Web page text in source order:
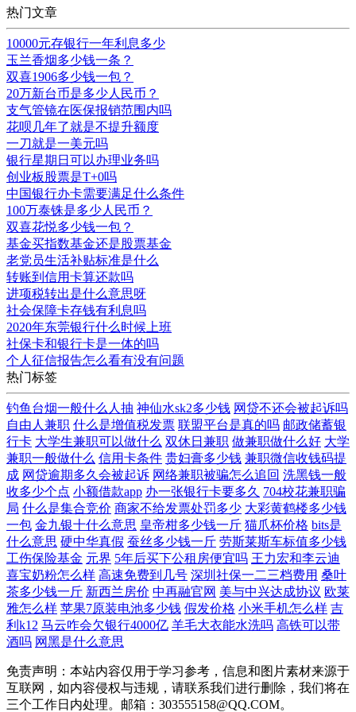
热门文章
10000元存银行一年利息多少
玉兰香烟多少钱一条？
双喜1906多少钱一包？
20万新台币是多少人民币？
支气管镜在医保报销范围内吗
花呗几年了就是不提升额度
一刀就是一美元吗
银行星期日可以办理业务吗
创业板股票是T+0吗
中国银行办卡需要满足什么条件
100万泰铢是多少人民币？
双喜花悦多少钱一包？
基金买指数基金还是股票基金
老党员生活补贴标准是什么
转账到信用卡算还款吗
进项税转出是什么意思呀
社会保障卡存钱有利息吗
2020年东莞银行什么时候上班
社保卡和银行卡是一体的吗
个人征信报告怎么看有没有问题
热门标签
钓鱼台烟一般什么人抽 神仙水sk2多少钱 网贷不还会被起诉吗
自由人兼职 什么是增值税发票 联盟平台是真的吗 邮政储蓄银
行卡 大学生兼职可以做什么 双休日兼职 做兼职做什么好 大学
兼职一般做什么 信用卡条件 贵妇膏多少钱 兼职微信收钱码提
成 网贷逾期多久会被起诉 网络兼职被骗怎么追回 洗黑钱一般
收多少个点 小额借款app 办一张银行卡要多久 704校花兼职骗
局 什么是集合竞价 商家不给发票处罚多少 大彩黄鹤楼多少钱
一包 金九银十什么意思 皇帝柑多少钱一斤 猫爪杯价格 bits是
什么意思 硬中华真假 蚕丝多少钱一斤 劳斯莱斯车标值多少钱
工伤保险基金 元界 5年后买下公租房便宜吗 王力宏和李云迪
喜宝奶粉怎么样 高速免费到几号 深圳社保一二三档费用 桑叶
茶多少钱一斤 新西兰房价 中再融官网 美与中兴达成协议 欧莱
雅怎么样 苹果7原装电池多少钱 假发价格 小米手机怎么样 吉
利k12 马云咋会欠银行4000亿 羊毛大衣能水洗吗 高铁可以带
酒吗 网黑是什么意思
免责声明：本站内容仅用于学习参考，信息和图片素材来源于
互联网，如内容侵权与违规，请联系我们进行删除，我们将在
三个工作日内处理。邮箱：303555158@QQ.COM。